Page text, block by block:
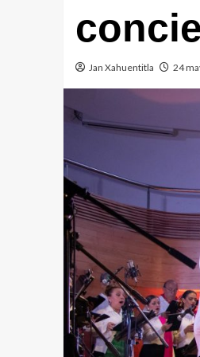
Jan Xahuentitla 24